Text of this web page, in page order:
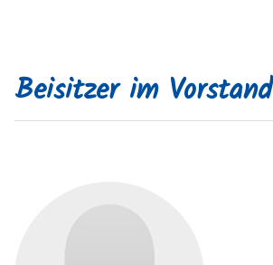
Beisitzer im Vorstand